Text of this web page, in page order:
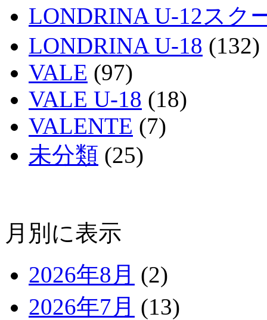
LONDRINA U-12スク
LONDRINA U-18 (132)
VALE (97)
VALE U-18 (18)
VALENTE (7)
未分類 (25)
月別に表示
2026年8月 (2)
2026年7月 (13)